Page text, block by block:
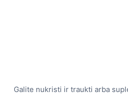
Galite nukristi ir traukti arba